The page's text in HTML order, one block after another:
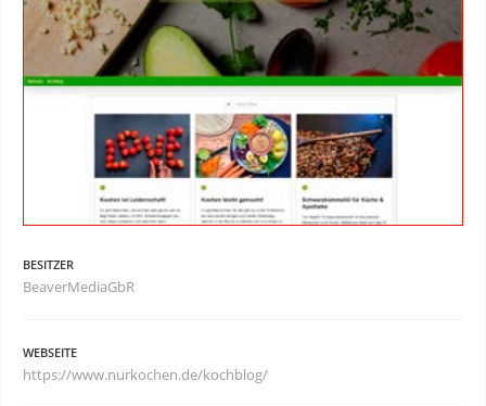
BESITZER
BeaverMediaGbR
WEBSEITE
https://www.nurkochen.de/kochblog/